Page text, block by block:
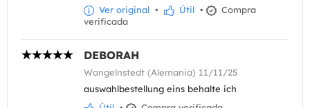
Ver original • Útil •
Compra
verificada
DEBORAH
Wangelnstedt (Alemania) 11/11/25
auswahlbestellung eins behalte ich